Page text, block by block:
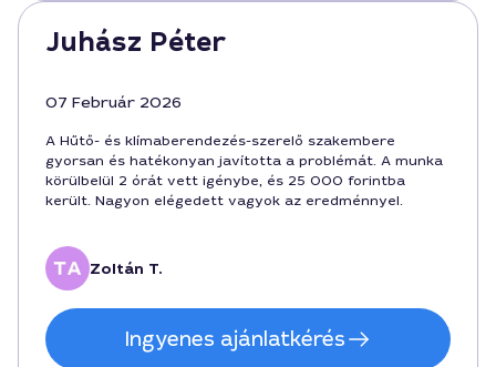
Juhász Péter
07 Február 2026
A Hűtő- és klímaberendezés-szerelő szakembere
gyorsan és hatékonyan javította a problémát. A munka
körülbelül 2 órát vett igénybe, és 25 000 forintba
került. Nagyon elégedett vagyok az eredménnyel.
Zoltán T.
Ingyenes ajánlatkérés